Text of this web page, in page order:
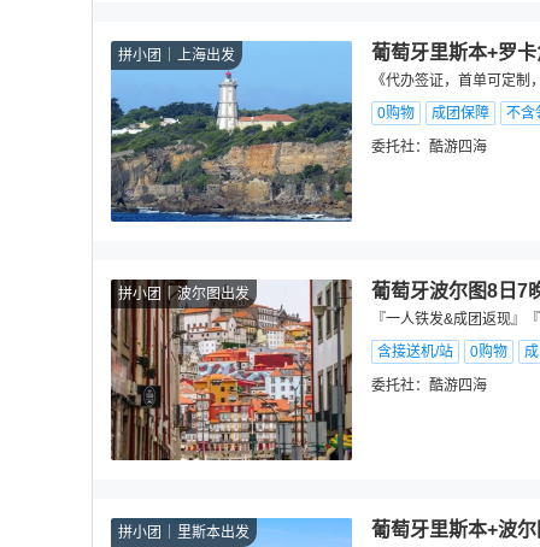
拼小团 上海出发 葡萄牙里斯本+罗
《代办签证，首单可定
0购物
成团保障
不含
委托社： 酷游四海
拼小团 波尔图出发 葡萄牙波尔图8日7
『一人铁发&成团返现』
含接送机/站
0购物
委托社： 酷游四海
拼小团 里斯本出发 葡萄牙里斯本+波